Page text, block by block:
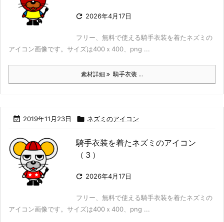
 2026年4月17日
フリー、無料で使える騎手衣装を着たネズミの
アイコン画像です。サイズは400ｘ400、png ...
素材詳細 騎手衣装 ...
 2019年11月23日  ネズミのアイコン
騎手衣装を着たネズミのアイコン
（３）
 2026年4月17日
フリー、無料で使える騎手衣装を着たネズミの
アイコン画像です。サイズは400ｘ400、png ...